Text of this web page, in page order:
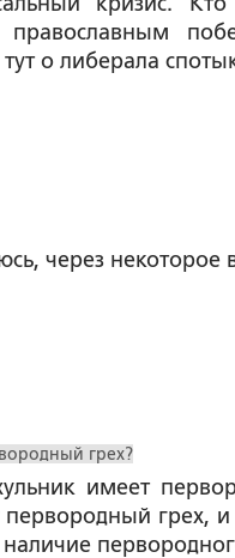
о либерала
через
грех?
имеет
грех,